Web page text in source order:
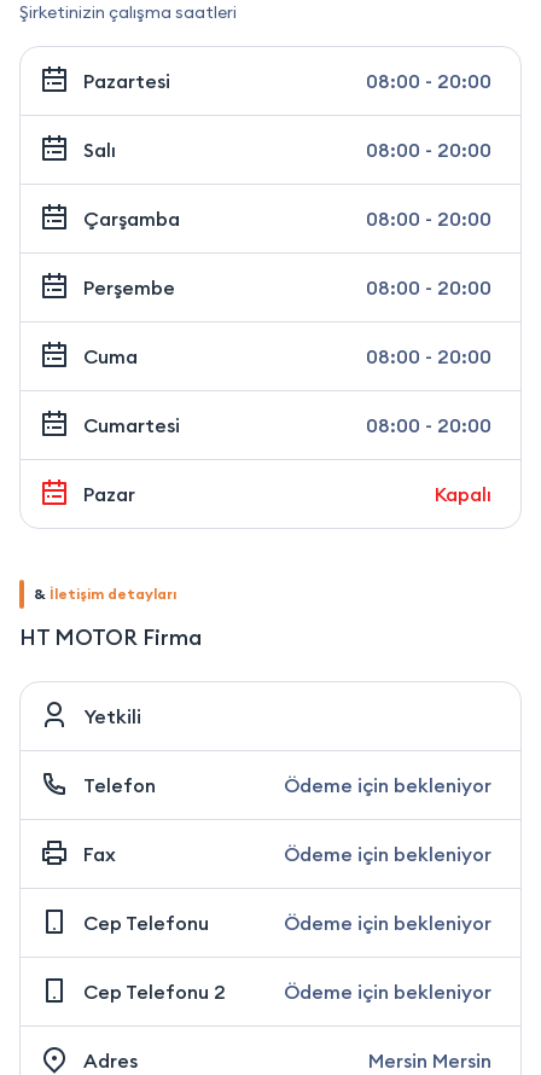
Şirketinizin çalışma saatleri
Pazartesi 08:00 - 20:00
Salı 08:00 - 20:00
Çarşamba 08:00 - 20:00
Perşembe 08:00 - 20:00
Cuma 08:00 - 20:00
Cumartesi 08:00 - 20:00
Pazar Kapalı
& İletişim detayları
HT MOTOR Firma
Yetkili
Telefon Ödeme için bekleniyor
Fax Ödeme için bekleniyor
Cep Telefonu Ödeme için bekleniyor
Cep Telefonu 2 Ödeme için bekleniyor
Adres Mersin Mersin